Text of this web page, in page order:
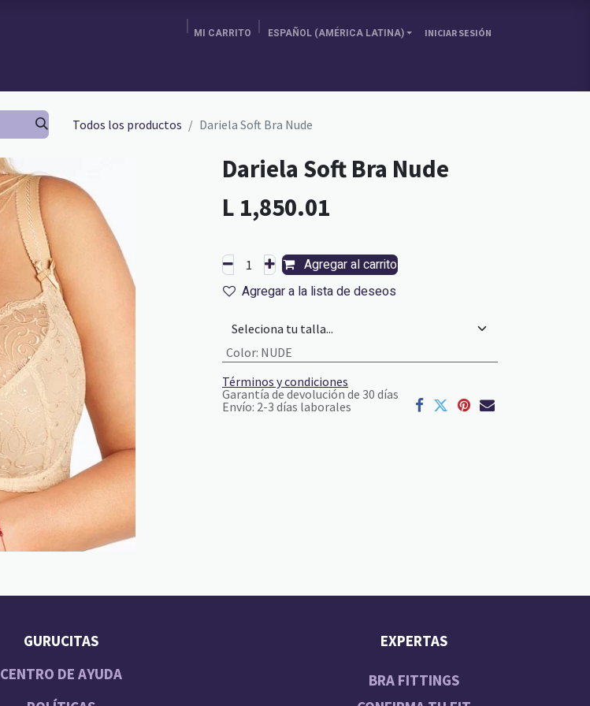
MI CARRITO ESPAÑOL (AMÉRICA LATINA) INICIAR SESIÓN
Todos los productos Dariela Soft Bra Nude
Dariela Soft Bra Nude
L 1,850.01
Agregar al carrito
Agregar a la lista de deseos
Color: NUDE
Términos y condiciones
Garantía de devolución de 30 días
Envío: 2-3 días laborales
GURUCITAS
CENTRO DE AYUDA
EXPERTAS
BRA FITTINGS